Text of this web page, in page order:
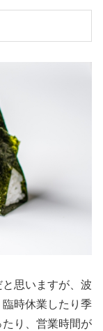
思いますが、波
時休業したり季
り、営業時間が